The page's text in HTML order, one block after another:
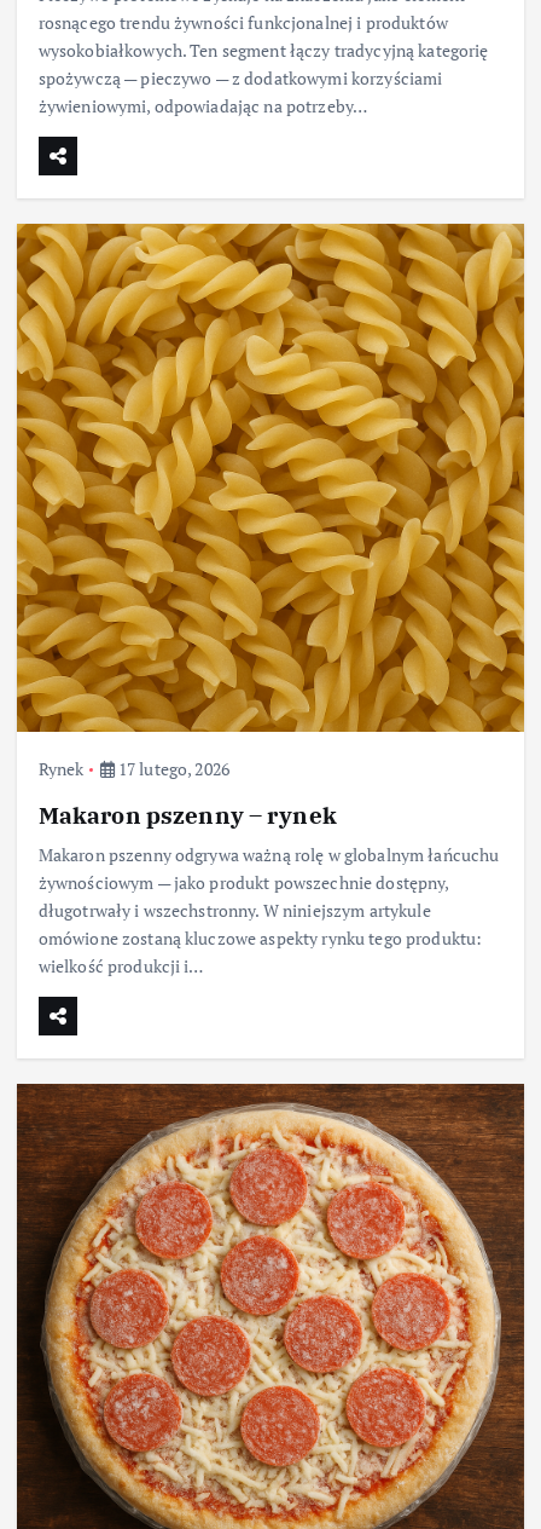
rosnącego trendu żywności funkcjonalnej i produktów
wysokobiałkowych. Ten segment łączy tradycyjną kategorię
spożywczą — pieczywo — z dodatkowymi korzyściami
żywieniowymi, odpowiadając na potrzeby…
Rynek 17 lutego, 2026
Makaron pszenny – rynek
Makaron pszenny odgrywa ważną rolę w globalnym łańcuchu
żywnościowym — jako produkt powszechnie dostępny,
długotrwały i wszechstronny. W niniejszym artykule
omówione zostaną kluczowe aspekty rynku tego produktu:
wielkość produkcji i…